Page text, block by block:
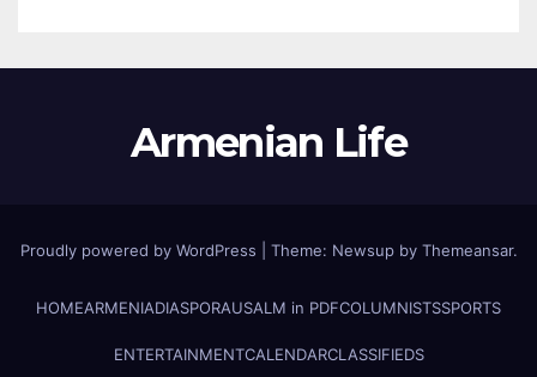
Armenian Life
Proudly powered by WordPress Theme: Newsup by Themeansar.
HOMEARMENIADIASPORAUSALM in PDFCOLUMNISTSSPORTS
ENTERTAINMENTCALENDARCLASSIFIEDS